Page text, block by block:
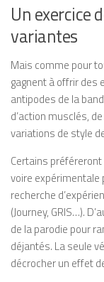
Un exercice
variantes
Mais comme pour
gagnent à offrir des
antipodes de la
d’action musclés,
variations de style
Certains
voire expérimentale
recherche
(Journey, GRIS…).
de la parodie pour
déjantés. La seule
décrocher un effet